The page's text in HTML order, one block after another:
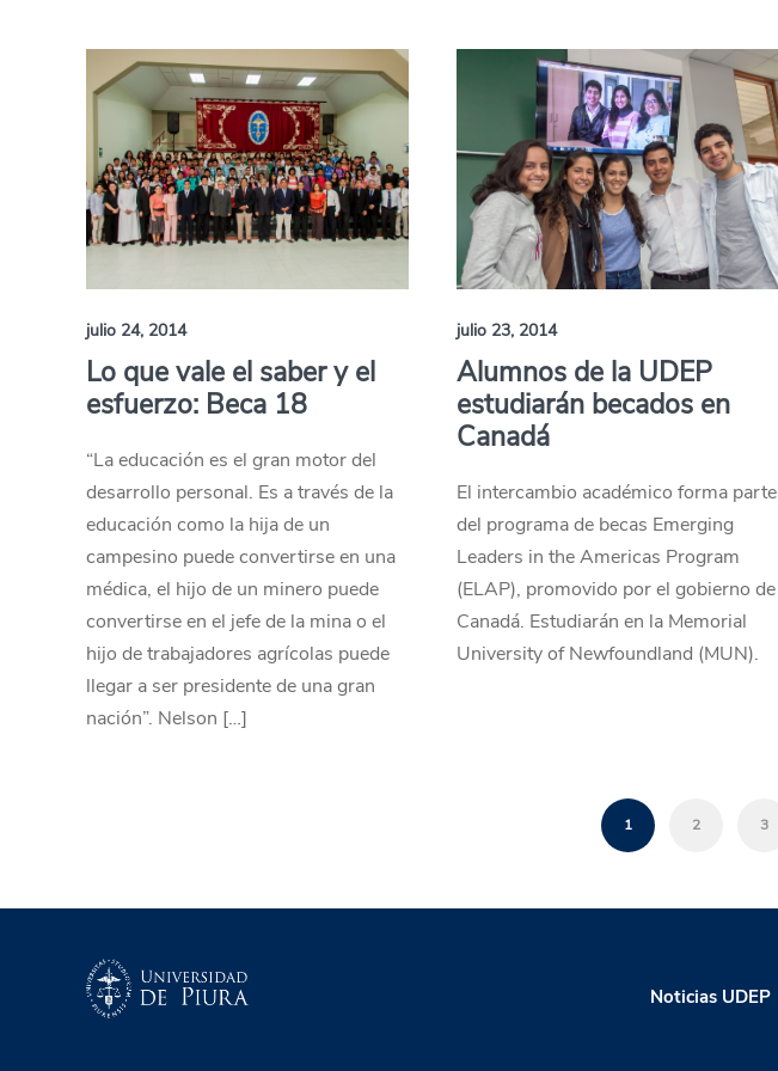
julio 24, 2014
Lo que vale el saber y el
esfuerzo: Beca 18
“La educación es el gran motor del
desarrollo personal. Es a través de la
educación como la hija de un
campesino puede convertirse en una
médica, el hijo de un minero puede
convertirse en el jefe de la mina o el
hijo de trabajadores agrícolas puede
llegar a ser presidente de una gran
nación”. Nelson […]
julio 23, 2014
Alumnos de la UDEP
estudiarán becados en
Canadá
El intercambio académico forma parte
del programa de becas Emerging
Leaders in the Americas Program
(ELAP), promovido por el gobierno de
Canadá. Estudiarán en la Memorial
University of Newfoundland (MUN).
1 2 3
Noticias UDEP